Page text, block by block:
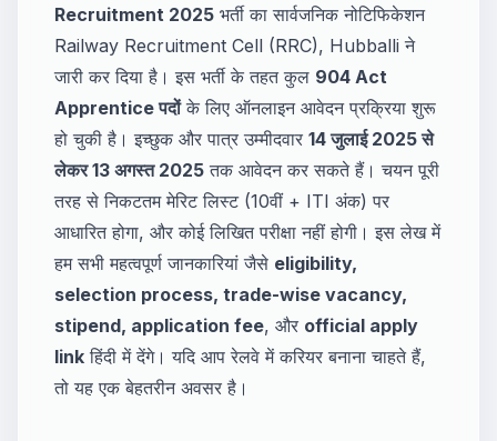
Recruitment 2025 भर्ती का सार्वजनिक नोटिफिकेशन
Railway Recruitment Cell (RRC), Hubballi ने
जारी कर दिया है। इस भर्ती के तहत कुल 904 Act
Apprentice पदोंके लिए ऑनलाइन आवेदन प्रक्रिया शुरू
हो चुकी है। इच्छुक और पात्र उम्मीदवार 14 जुलाई 2025 से
लेकर 13 अगस्त 2025 तक आवेदन कर सकते हैं। चयन पूरी
तरह से निकटतम मेरिट लिस्ट (10वीं + ITI अंक) पर
आधारित होगा, और कोई लिखित परीक्षा नहीं होगी। इस लेख में
हम सभी महत्वपूर्ण जानकारियां जैसे eligibility,
selection process, trade-wise vacancy,
stipend, application fee, और official apply
link हिंदी में देंगे। यदि आप रेलवे में करियर बनाना चाहते हैं,
तो यह एक बेहतरीन अवसर है।